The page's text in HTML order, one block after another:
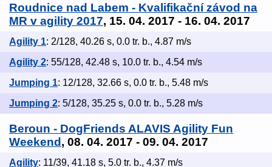
Roudnice nad Labem - Kvalifikační závod na
MR v agility 2017, 15. 04. 2017 - 16. 04. 2017
Agility 1: 2/128, 40.26 s, 0.0 tr. b., 4.87 m/s
Agility 2: 55/128, 42.48 s, 10.0 tr. b., 4.54 m/s
Jumping 1: 12/128, 32.66 s, 0.0 tr. b., 5.48 m/s
Jumping 2: 5/128, 35.25 s, 0.0 tr. b., 5.28 m/s
Beroun - DogFriends ALAVIS Agility Fun
Weekend, 08. 04. 2017 - 09. 04. 2017
Agility: 11/39, 41.18 s, 5.0 tr. b., 4.37 m/s